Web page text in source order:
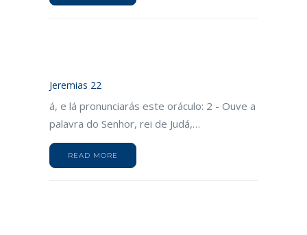
Jeremias 22
á, e lá pronunciarás este oráculo: 2 - Ouve a
palavra do Senhor, rei de Judá,…
READ MORE